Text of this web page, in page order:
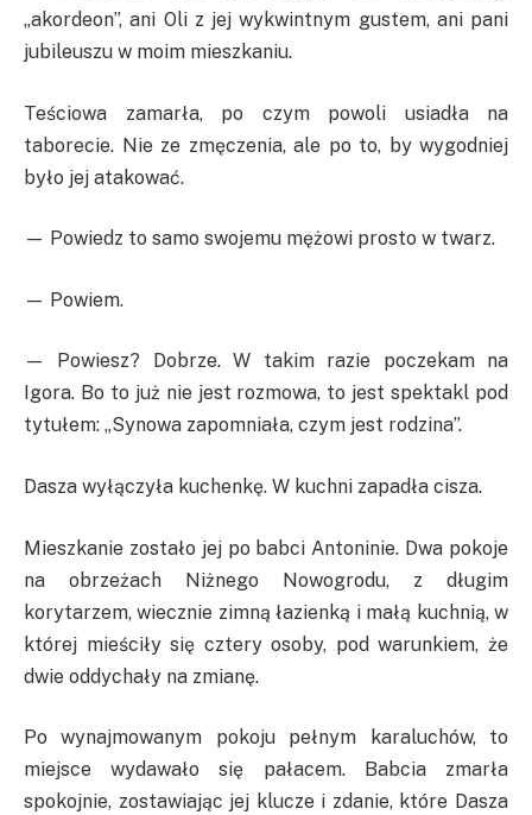
„akordeon”, ani Oli z jej wykwintnym gustem, ani pani
jubileuszu w moim mieszkaniu.
Teściowa zamarła, po czym powoli usiadła na
taborecie. Nie ze zmęczenia, ale po to, by wygodniej
było jej atakować.
— Powiedz to samo swojemu mężowi prosto w twarz.
— Powiem.
— Powiesz? Dobrze. W takim razie poczekam na
Igora. Bo to już nie jest rozmowa, to jest spektakl pod
tytułem: „Synowa zapomniała, czym jest rodzina”.
Dasza wyłączyła kuchenkę. W kuchni zapadła cisza.
Mieszkanie zostało jej po babci Antoninie. Dwa pokoje
na obrzeżach Niżnego Nowogrodu, z długim
korytarzem, wiecznie zimną łazienką i małą kuchnią, w
której mieściły się cztery osoby, pod warunkiem, że
dwie oddychały na zmianę.
Po wynajmowanym pokoju pełnym karaluchów, to
miejsce wydawało się pałacem. Babcia zmarła
spokojnie, zostawiając jej klucze i zdanie, które Dasza